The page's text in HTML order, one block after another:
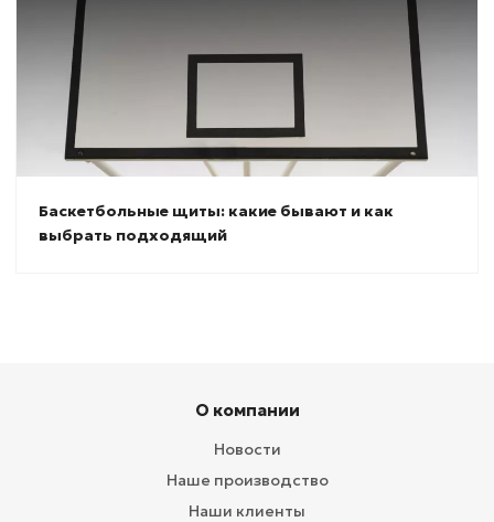
Баскетбольные щиты: какие бывают и как
выбрать подходящий
О компании
Новости
Наше производство
Наши клиенты